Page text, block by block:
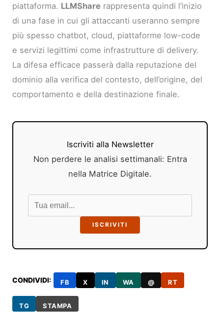
piattaforma. LLMShare rappresenta quindi l’inizio
di una fase in cui gli attaccanti useranno sempre
più spesso chatbot, cloud, piattaforme low-code
e servizi legittimi come infrastrutture di delivery.
La difesa efficace passerà dalla reputazione del
dominio alla verifica del contesto, dell’origine, del
comportamento e della destinazione finale.
Iscriviti alla Newsletter
Non perdere le analisi settimanali: Entra
nella Matrice Digitale.
ISCRIVITI
CONDIVIDI: FB X IN WA @ RT
TG STAMPA